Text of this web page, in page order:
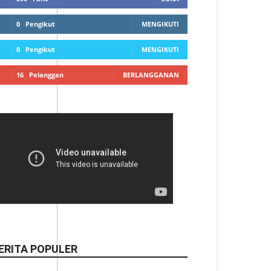
0 Pengikut MENGIKUTI
0 Pengikut MENGIKUTI
16 Pelanggan BERLANGGANAN
POPULER